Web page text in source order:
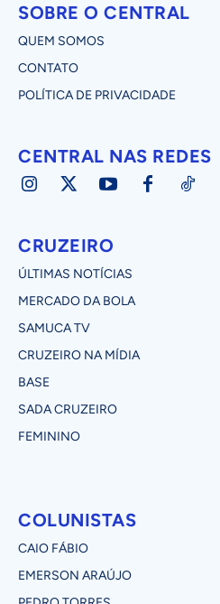
SOBRE O CENTRAL
QUEM SOMOS
CONTATO
POLÍTICA DE PRIVACIDADE
CENTRAL NAS REDES
CRUZEIRO
ÚLTIMAS NOTÍCIAS
MERCADO DA BOLA
SAMUCA TV
CRUZEIRO NA MÍDIA
BASE
SADA CRUZEIRO
FEMININO
COLUNISTAS
CAIO FÁBIO
EMERSON ARAÚJO